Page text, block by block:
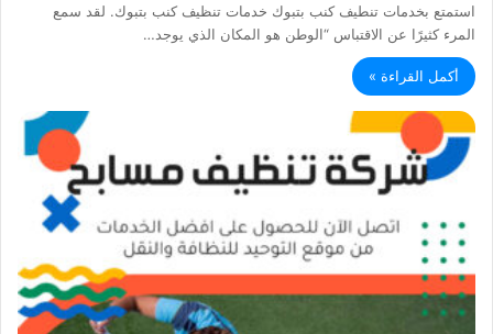
استمتع بخدمات تنطيف كنب بتبوك خدمات تنظيف كنب بتبوك. لقد سمع
المرء كثيرًا عن الاقتباس “الوطن هو المكان الذي يوجد…
أكمل القراءة »